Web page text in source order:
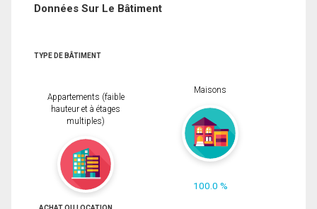
Données Sur Le Bâtiment
TYPE DE BÂTIMENT
Appartements (faible
hauteur et à étages
multiples)
Maisons
100.0 %